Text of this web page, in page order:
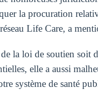
la procuration
Life Care, a
la loi de soutien soit
elle a aussi
système de santé